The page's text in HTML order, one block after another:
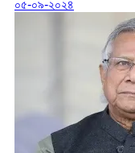
০৫-০৯-২০২৪